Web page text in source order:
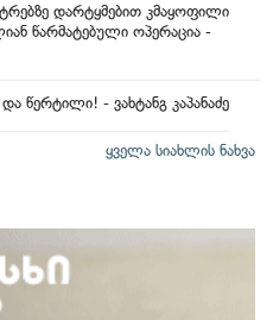
დარტყმებით კმაყოფილი
წარმატებული ოპერაცია -
წერტილი! - ვახტანგ კაპანაძე
ყველა სიახლის ნახვა